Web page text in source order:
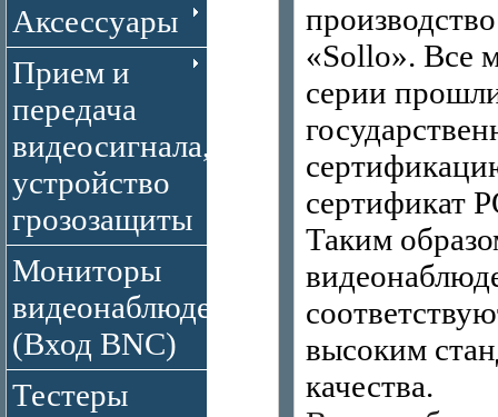
Аксессуары
Прием и
передача
видеосигнала,
устройство
грозозащиты
Мониторы
видеонаблюдения
(Вход BNC)
Тестеры
«Sollo». Все
серии
сертификат
Таким
высоким
качества.